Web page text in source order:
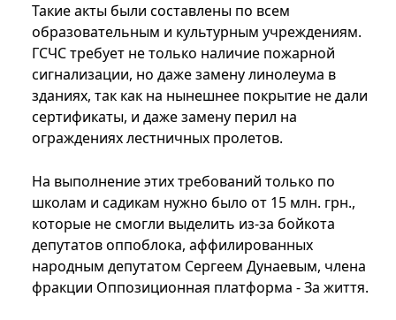
Такие акты были составлены по всем
образовательным и культурным учреждениям.
ГСЧС требует не только наличие пожарной
сигнализации, но даже замену линолеума в
зданиях, так как на нынешнее покрытие не дали
сертификаты, и даже замену перил на
ограждениях лестничных пролетов.
На выполнение этих требований только по
школам и садикам нужно было от 15 млн. грн.,
которые не смогли выделить из-за бойкота
депутатов оппоблока, аффилированных
народным депутатом Сергеем Дунаевым, члена
фракции Оппозиционная платформа - За життя.